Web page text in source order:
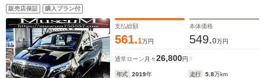
販売店保証 購入プラン付
支払総額
561.1万円
本体価格
549.0万円
通常ローン 月々26,800円
年式 2019年 走行 5.8万km